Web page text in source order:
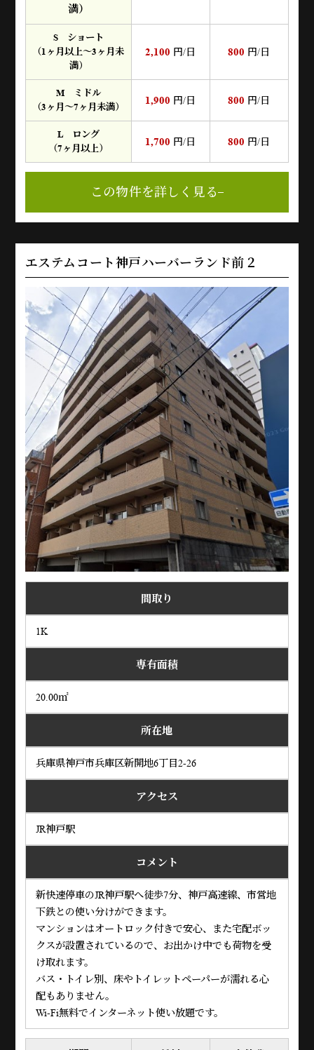
満）
S ショート
（1ヶ月以上～3ヶ月未
満）
2,100 円/日 800 円/日
M ミドル
（3ヶ月～7ヶ月未満）
1,900 円/日 800 円/日
L ロング
（7ヶ月以上）
1,700 円/日 800 円/日
この物件を詳しく見る
エステムコート神戸ハーバーランド前２
間取り
1K
専有面積
20.00㎡
所在地
兵庫県神戸市兵庫区新開地6丁目2-26
アクセス
JR神戸駅
コメント
新快速停車のJR神戸駅へ徒歩7分、神戸高速線、市営地
下鉄との使い分けができます。
マンションはオートロック付きで安心、また宅配ボッ
クスが設置されているので、お出かけ中でも荷物を受
け取れます。
バス・トイレ別、床やトイレットペーパーが濡れる心
配もありません。
Wi-Fi無料でインターネット使い放題です。